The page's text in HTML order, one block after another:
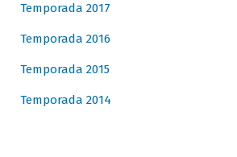
Temporada 2017
Temporada 2016
Temporada 2015
Temporada 2014